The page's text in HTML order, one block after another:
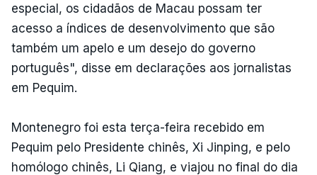
especial, os cidadãos de Macau possam ter
acesso a índices de desenvolvimento que são
também um apelo e um desejo do governo
português", disse em declarações aos jornalistas
em Pequim.
Montenegro foi esta terça-feira recebido em
Pequim pelo Presidente chinês, Xi Jinping, e pelo
homólogo chinês, Li Qiang, e viajou no final do dia